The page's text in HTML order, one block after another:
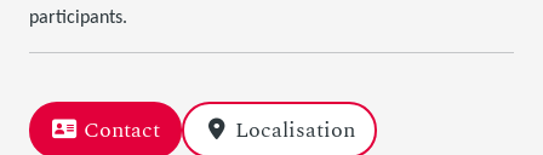
participants.
Contact
Localisation